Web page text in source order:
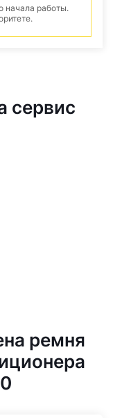
начала работы.
сервис
ремня